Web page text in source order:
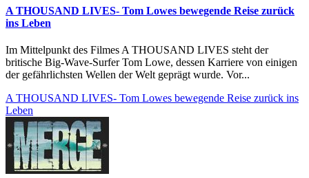
A THOUSAND LIVES- Tom Lowes bewegende Reise zurück
ins Leben
Im Mittelpunkt des Filmes A THOUSAND LIVES steht der
britische Big-Wave-Surfer Tom Lowe, dessen Karriere von einigen
der gefährlichsten Wellen der Welt geprägt wurde. Vor...
A THOUSAND LIVES- Tom Lowes bewegende Reise zurück ins
Leben